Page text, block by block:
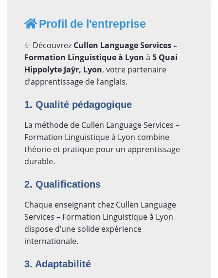
Profil de l'entreprise
✨ Découvrez Cullen Language Services –
Formation Linguistique à Lyon à 5 Quai
Hippolyte Jaÿr, Lyon, votre partenaire
d’apprentissage de l’anglais.
1. Qualité pédagogique
La méthode de Cullen Language Services –
Formation Linguistique à Lyon combine
théorie et pratique pour un apprentissage
durable.
2. Qualifications
Chaque enseignant chez Cullen Language
Services – Formation Linguistique à Lyon
dispose d’une solide expérience
internationale.
3. Adaptabilité